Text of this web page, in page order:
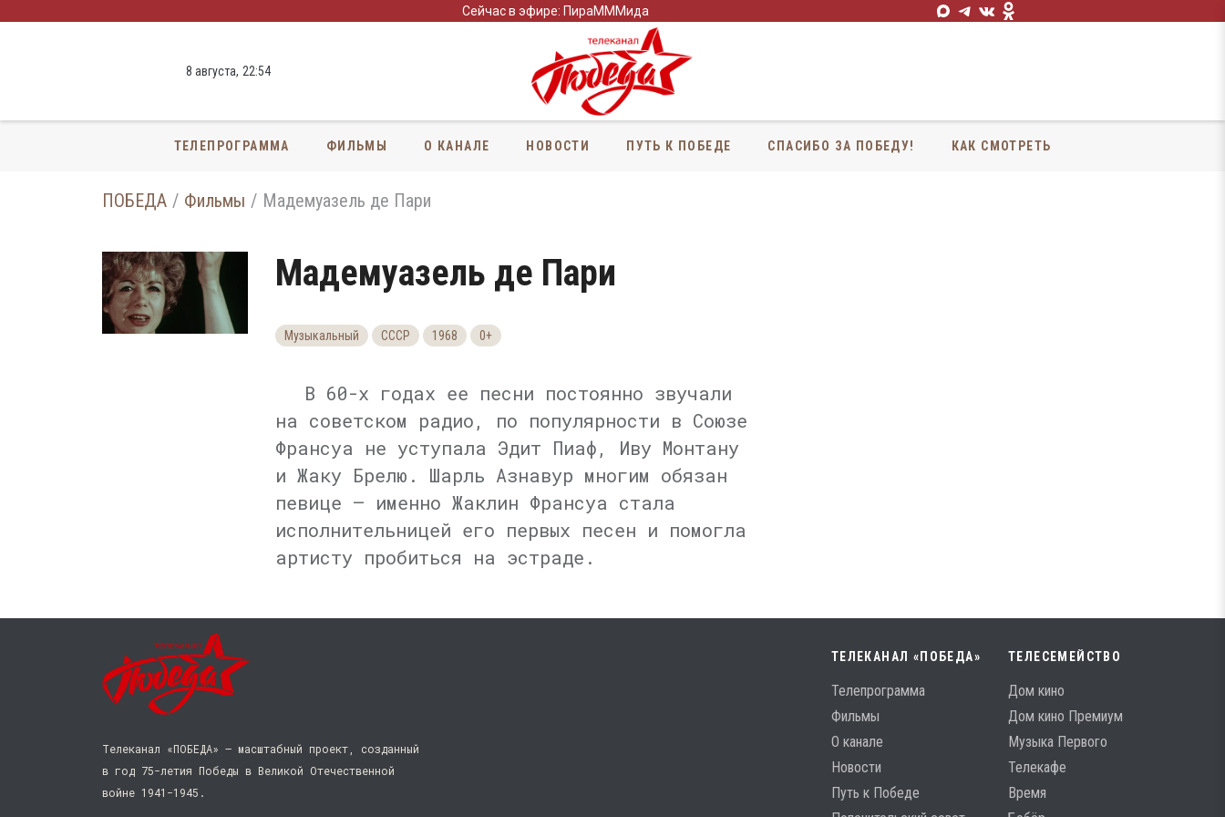
Сейчас в эфире: ПираМММида
8 августа, 22:54
ТЕЛЕПРОГРАММА ФИЛЬМЫ О КАНАЛЕ НОВОСТИ ПУТЬ К ПОБЕДЕ СПАСИБО ЗА ПОБЕДУ! КАК СМОТРЕТЬ
ПОБЕДА Фильмы Мадемуазель де Пари
Мадемуазель де Пари
Музыкальный СССР 1968 0+
В 60-х годах ее песни постоянно звучали
на советском радио, по популярности в Союзе
Франсуа не уступала Эдит Пиаф, Иву Монтану
и Жаку Брелю. Шарль Азнавур многим обязан
певице — именно Жаклин Франсуа стала
исполнительницей его первых песен и помогла
артисту пробиться на эстраде.
Телеканал «ПОБЕДА» — масштабный проект, созданный
в год 75-летия Победы в Великой Отечественной
войне 1941−1945.
ТЕЛЕКАНАЛ «ПОБЕДА»
Телепрограмма
Фильмы
О канале
Новости
Путь к Победе
ТЕЛЕСЕМЕЙСТВО
Дом кино
Дом кино Премиум
Музыка Первого
Телекафе
Время